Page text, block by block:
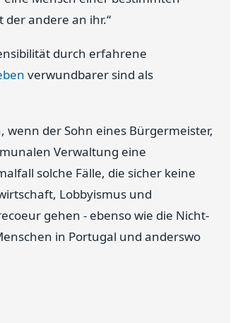
andere an ihr.“
durch erfahrene
verwundbarer sind als
der Sohn eines Bürgermeister,
Verwaltung eine
solche Fälle, die sicher keine
Lobbyismus und
gehen - ebenso wie die Nicht-
in Portugal und anderswo